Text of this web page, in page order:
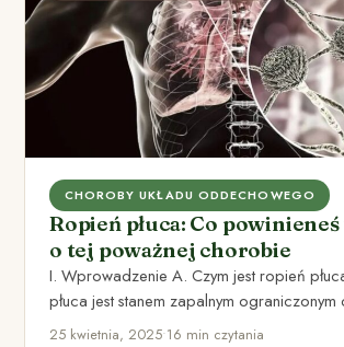
CHOROBY UKŁADU ODDECHOWEGO
Ropień płuca: Co
o tej poważnej chorobie
I. Wprowadzenie A. Czym jest ropień
płuca jest stanem zapalnym ograniczonym
prowadzi do…
25 kwietnia, 2025•16 min czytania